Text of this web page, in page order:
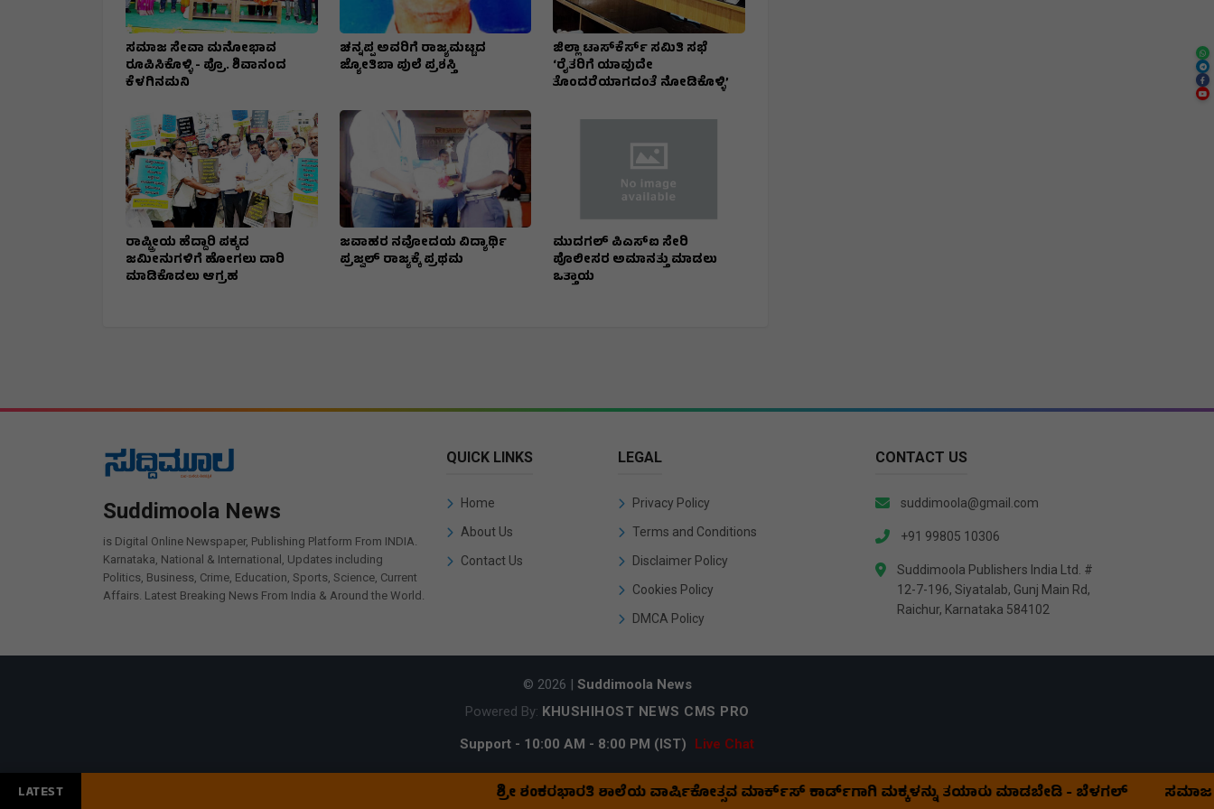
ಸಮಾಜ ಸೇವಾ ಮನೋಭಾವ
ರೂಪಿಸಿಕೊಳ್ಳಿ - ಪ್ರೊ. ಶಿವಾನಂದ
ಕೆಳಗಿನಮನಿ
ಚನ್ನಪ್ಪ ಅವರಿಗೆ ರಾಜ್ಯಮಟ್ಟದ
ಜ್ಯೋತಿಬಾ ಪುಲೆ ಪ್ರಶಸ್ತಿ
ಜಿಲ್ಲಾ ಟಾಸ್‌‌ಕೆರ್ಸ್ ಸಮಿತಿ ಸಭೆ
‘ರೈತರಿಗೆ ಯಾವುದೇ
ತೊಂದರೆಯಾಗದಂತೆ ನೋಡಿಕೊಳ್ಳಿ’
ರಾಷ್ಟ್ರೀಯ ಹೆದ್ದಾರಿ ಪಕ್ಕದ
ಜಮೀನುಗಳಿಗೆ ಹೋಗಲು ದಾರಿ
ಮಾಡಿಕೊಡಲು ಆಗ್ರಹ
ಜವಾಹರ ನವೋದಯ ವಿದ್ಯಾರ್ಥಿ
ಪ್ರಜ್ವಲ್ ರಾಜ್ಯಕ್ಕೆ ಪ್ರಥಮ
ಮುದಗಲ್ ಪಿಎಸ್‌ಐ ಸೇರಿ
ಪೊಲೀಸರ ಅಮಾನತ್ತು ಮಾಡಲು
ಒತ್ತಾಯ
Suddimoola News
is Digital Online Newspaper, Publishing Platform From INDIA.
Karnataka, National & International, Updates including
Politics, Business, Crime, Education, Sports, Science, Current
Affairs. Latest Breaking News From India & Around the World.
QUICK LINKS
Home
About Us
Contact Us
LEGAL
Privacy Policy
Terms and Conditions
Disclaimer Policy
Cookies Policy
DMCA Policy
CONTACT US
suddimoola@gmail.com
+91 99805 10306
Suddimoola Publishers India Ltd. #
12-7-196, Siyatalab, Gunj Main Rd,
Raichur, Karnataka 584102
© 2026 | Suddimoola News
Powered By: KHUSHIHOST NEWS CMS PRO
Support - 10:00 AM - 8:00 PM (IST)
Live Chat
LATEST ಶ್ರೀ ಶಂಕರಭಾರತಿ ಶಾಲೆಯ ವಾರ್ಷಿಕೋತ್ಸವ ಮಾರ್ಕ್‌ಸ್‌ ಕಾರ್ಡ್‌ಗಾಗಿ ಮಕ್ಕಳನ್ನು ತಯಾರು ಮಾಡಬೇಡಿ - ಬೆಳಗಲ್ ಸಮಾಜ